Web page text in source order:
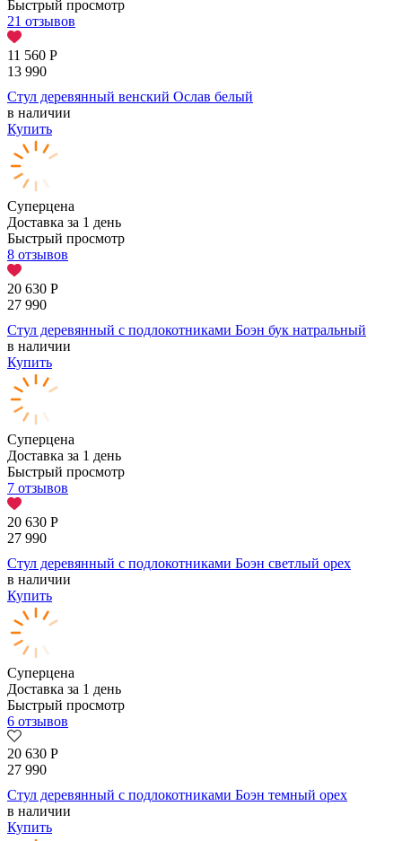
Быстрый просмотр
21 отзывов
11 560 Р
13 990
Стул деревянный венский Ослав белый
в наличии
Купить
Суперцена
Доставка за 1 день
Быстрый просмотр
8 отзывов
20 630 Р
27 990
Стул деревянный с подлокотниками Боэн бук натральный
в наличии
Купить
Суперцена
Доставка за 1 день
Быстрый просмотр
7 отзывов
20 630 Р
27 990
Стул деревянный с подлокотниками Боэн светлый орех
в наличии
Купить
Суперцена
Доставка за 1 день
Быстрый просмотр
6 отзывов
20 630 Р
27 990
Стул деревянный с подлокотниками Боэн темный орех
в наличии
Купить